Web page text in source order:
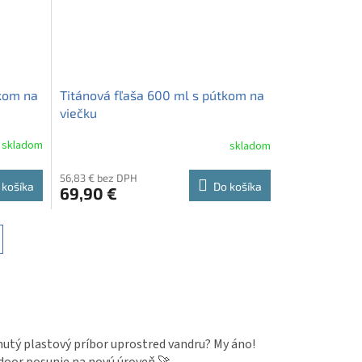
na
skladom
košíka
Titánová fľaša 600 ml s pútkom na
viečku
skladom
56,83 € bez DPH
69,90 € Do košíka
plastový príbor uprostred vandru? My áno!